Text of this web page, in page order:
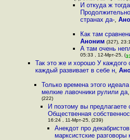
И откуда ж
странах да-,
Как там
Аноним (327),
А там очень
05:33 , 12-Мрт-25, (
Так это же и хорошо У каждого
каждый развивает в себе н,
Только времена этого
мелкие лавочники рулили да,
(222)
И поэтому вы
Общественная
16:24 , 11-Мрт-25, (239)
Анекдот про
марксистские разговоры